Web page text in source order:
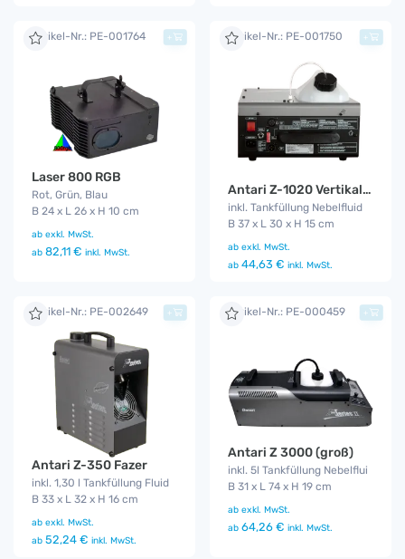
Artikel-Nr.: PE-001764
Laser 800 RGB
Rot, Grün, Blau
B 24 x L 26 x H 10 cm
ab exkl. MwSt.
ab 82,11 € inkl. MwSt.
+ Artikel-Nr.: PE-001750
Antari Z-1020 Vertikal Fog Jet
inkl. Tankfüllung Nebelfluid
B 37 x L 30 x H 15 cm
ab exkl. MwSt.
ab 44,63 € inkl. MwSt.
+
Artikel-Nr.: PE-002649
Antari Z-350 Fazer
inkl. 1,30 l Tankfüllung Fluid
B 33 x L 32 x H 16 cm
ab exkl. MwSt.
ab 52,24 € inkl. MwSt.
+ Artikel-Nr.: PE-000459
Antari Z 3000 (groß)
inkl. 5l Tankfüllung Nebelflui
B 31 x L 74 x H 19 cm
ab exkl. MwSt.
ab 64,26 € inkl. MwSt.
+